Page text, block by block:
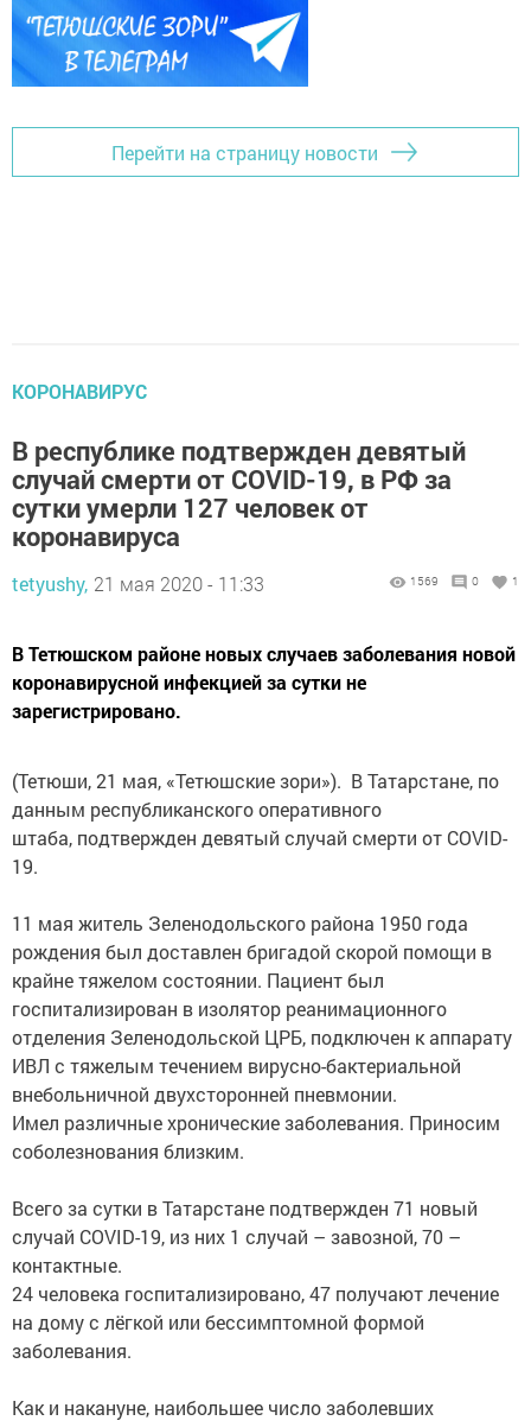
Перейти на страницу новости
КОРОНАВИРУС
В республике подтвержден девятый
случай смерти от COVID-19, в РФ за
сутки умерли 127 человек от
коронавируса
tetyushy, 21 мая 2020 - 11:33 1569 0 1
В Тетюшском районе новых случаев заболевания новой
коронавирусной инфекцией за сутки не
зарегистрировано.
(Тетюши, 21 мая, «Тетюшские зори»). В Татарстане, по
данным республиканского оперативного
штаба, подтвержден девятый случай смерти от COVID-
19.
11 мая житель Зеленодольского района 1950 года
рождения был доставлен бригадой скорой помощи в
крайне тяжелом состоянии. Пациент был
госпитализирован в изолятор реанимационного
отделения Зеленодольской ЦРБ, подключен к аппарату
ИВЛ с тяжелым течением вирусно-бактериальной
внебольничной двухсторонней пневмонии.
Имел различные хронические заболевания. Приносим
соболезнования близким.
Всего за сутки в Татарстане подтвержден 71 новый
случай COVID-19, из них 1 случай – завозной, 70 –
контактные.
24 человека госпитализировано, 47 получают лечение
на дому с лёгкой или бессимптомной формой
заболевания.
Как и накануне, наибольшее число заболевших